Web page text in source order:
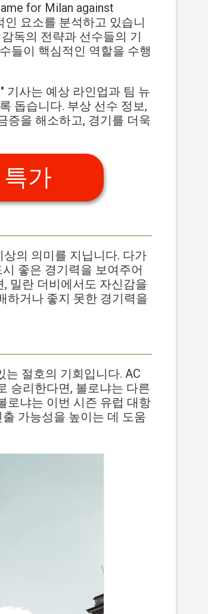
for Milan against
요소를 분석하고 있습니
독의 전략과 선수들의 기
들이 핵심적인 역할을 수행
기사는 예상 라인업과 팀 뉴
돕습니다. 부상 선수 정보,
증을 해소하고, 경기를 더욱
가
의 의미를 지닙니다. 다가
좋은 경기력을 보여주어
밀란 더비에서도 자신감을
하거나 좋지 못한 경기력을
절호의 기회입니다. AC
승리한다면, 볼로냐는 다른
로냐는 이번 시즌 유럽 대항
가능성을 높이는 데 도움